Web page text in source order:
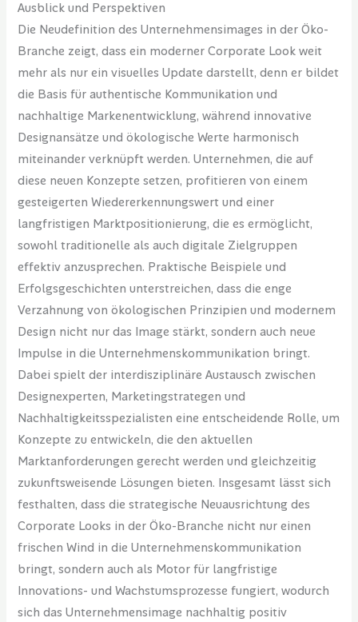
Ausblick und Perspektiven
Die Neudefinition des Unternehmensimages in der Öko-
Branche zeigt, dass ein moderner Corporate Look weit
mehr als nur ein visuelles Update darstellt, denn er bildet
die Basis für authentische Kommunikation und
nachhaltige Markenentwicklung, während innovative
Designansätze und ökologische Werte harmonisch
miteinander verknüpft werden. Unternehmen, die auf
diese neuen Konzepte setzen, profitieren von einem
gesteigerten Wiedererkennungswert und einer
langfristigen Marktpositionierung, die es ermöglicht,
sowohl traditionelle als auch digitale Zielgruppen
effektiv anzusprechen. Praktische Beispiele und
Erfolgsgeschichten unterstreichen, dass die enge
Verzahnung von ökologischen Prinzipien und modernem
Design nicht nur das Image stärkt, sondern auch neue
Impulse in die Unternehmenskommunikation bringt.
Dabei spielt der interdisziplinäre Austausch zwischen
Designexperten, Marketingstrategen und
Nachhaltigkeitsspezialisten eine entscheidende Rolle, um
Konzepte zu entwickeln, die den aktuellen
Marktanforderungen gerecht werden und gleichzeitig
zukunftsweisende Lösungen bieten. Insgesamt lässt sich
festhalten, dass die strategische Neuausrichtung des
Corporate Looks in der Öko-Branche nicht nur einen
frischen Wind in die Unternehmenskommunikation
bringt, sondern auch als Motor für langfristige
Innovations- und Wachstumsprozesse fungiert, wodurch
sich das Unternehmensimage nachhaltig positiv